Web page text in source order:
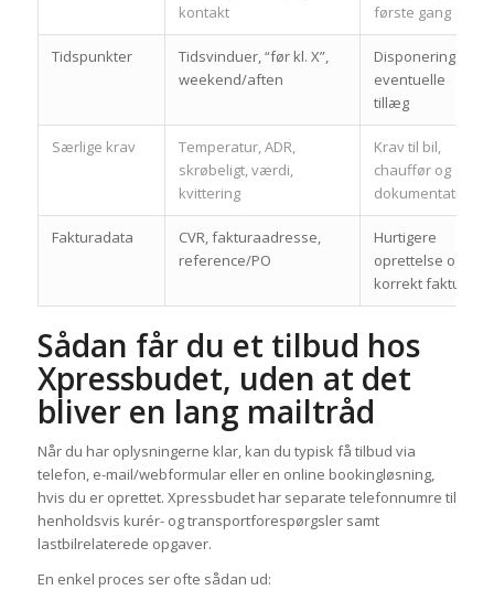
kontakt
første gang
Tidspunkter
Tidsvinduer, “før kl. X”,
weekend/aften
Disponering og
eventuelle
tillæg
Særlige krav
Temperatur, ADR,
skrøbeligt, værdi,
kvittering
Krav til bil,
chauffør og
dokumentation
Fakturadata
CVR, fakturaadresse,
reference/PO
Hurtigere
oprettelse og
korrekt faktura
Sådan får du et tilbud hos
Xpressbudet, uden at det
bliver en lang mailtråd
Når du har oplysningerne klar, kan du typisk få tilbud via
telefon, e-mail/webformular eller en online bookingløsning,
hvis du er oprettet. Xpressbudet har separate telefonnumre til
henholdsvis kurér- og transportforespørgsler samt
lastbilrelaterede opgaver.
En enkel proces ser ofte sådan ud: